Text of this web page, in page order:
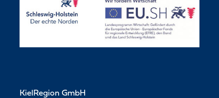
KielRegion GmbH